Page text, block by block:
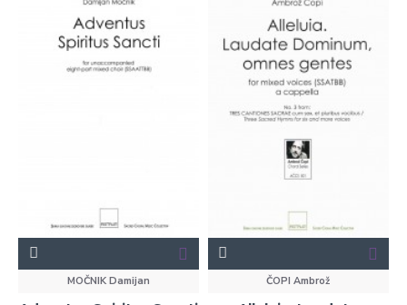
Sveto pismo – odlomki
MOČNIK Damijan ČOPI Ambrož